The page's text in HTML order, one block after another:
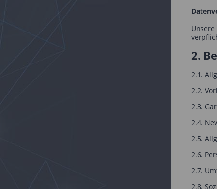
2.
2.1.
2.2.
2.3.
2.4.
2.5.
2.6.
2.7.
2.8.